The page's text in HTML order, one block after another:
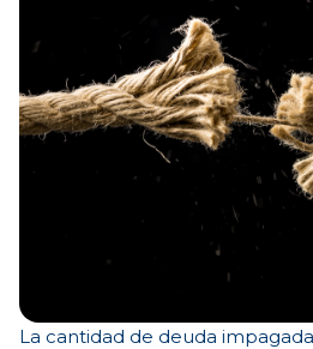
La cantidad de deuda